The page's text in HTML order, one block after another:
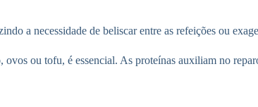
a necessidade de beliscar entre as refeições ou
ou tofu, é essencial. As proteínas auxiliam no